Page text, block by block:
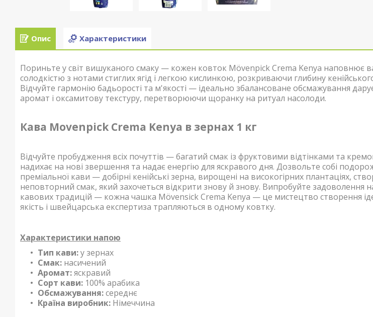
Опис Характеристики
Пориньте у світ вишуканого смаку — кожен ковток Mövenpick Crema Kenya наповнює
солодкістю з нотами стиглих ягід і легкою кислинкою, розкриваючи глибину
Відчуйте гармонію бадьорості та м'якості — ідеально збалансоване обсмажування
аромат і оксамитову текстуру, перетворюючи щоранку на ритуал насолоди.
Кава Movenpick Crema Kenya в зернах 1 кг
Відчуйте пробудження всіх почуттів — багатий смак із фруктовими відтінками та
надихає на нові звершення та надає енергію для яскравого дня. Дозвольте собі
преміальної кави — добірні кенійські зерна, вирощені на високогірних плантаціях,
неповторний смак, який захочеться відкрити знову й знову. Випробуйте задоволення
кавових традицій — кожна чашка Mövensick Crema Kenya — це мистецтво створення
якість і швейцарська експертиза трапляються в одному ковтку.
Характеристики напою
Тип кави:у зернах
Смак: насичений
Аромат:яскравий
Сорт кави: 100% арабика
Обсмажування:середнє
Країна виробник: Німеччина